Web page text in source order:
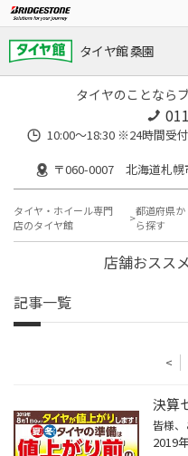
タイヤ館 桑園
タイヤのことなら
10:00～18:30 ※24時間受
〒060-0007 北海道札幌
タイヤ・ホイール専門
店のタイヤ館
都道府県か
ら探す
店舗おスス
記事一覧
<
決算
2019